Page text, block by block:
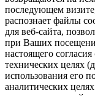
последующем
распознает файлы
для веб-сайта,
при Ваших
настоящего
технических целях
использования его
аналитических